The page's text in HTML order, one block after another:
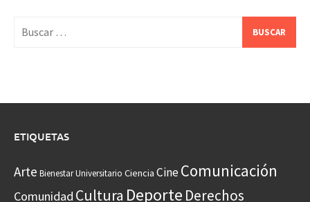
ETIQUETAS
Arte Bienestar Universitario Ciencia CineComunicación
Comunidad Cultura Deporte Derechos